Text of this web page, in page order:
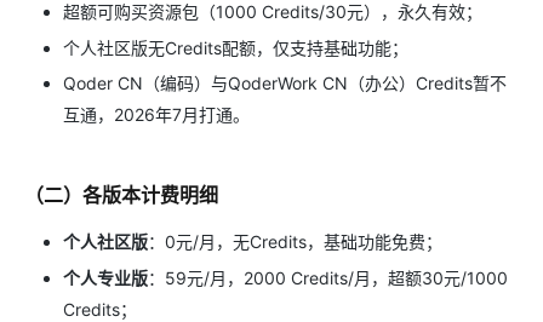
超额可购买资源包（1000 Credits/30元），永久有效；
个人社区版无Credits配额，仅支持基础功能；
Qoder CN（编码）与QoderWork CN（办公）Credits暂不
互通，2026年7月打通。
（二）各版本计费明细
个人社区版：0元/月，无Credits，基础功能免费；
个人专业版：59元/月，2000 Credits/月，超额30元/1000
Credits；